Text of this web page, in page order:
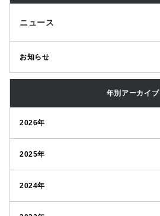
ニュース
お知らせ
年別アーカイブ
2026年
2025年
2024年